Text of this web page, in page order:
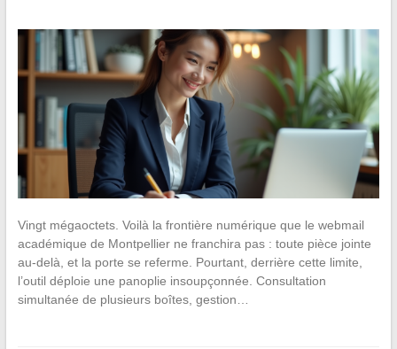
Vingt mégaoctets. Voilà la frontière numérique que le webmail
académique de Montpellier ne franchira pas : toute pièce jointe
au-delà, et la porte se referme. Pourtant, derrière cette limite,
l’outil déploie une panoplie insoupçonnée. Consultation
simultanée de plusieurs boîtes, gestion…